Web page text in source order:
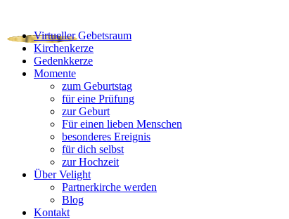
Virtueller Gebetsraum
Kirchenkerze
Gedenkkerze
Momente
zum Geburtstag
für eine Prüfung
zur Geburt
Für einen lieben Menschen
besonderes Ereignis
für dich selbst
zur Hochzeit
Über Velight
Partnerkirche werden
Blog
Kontakt